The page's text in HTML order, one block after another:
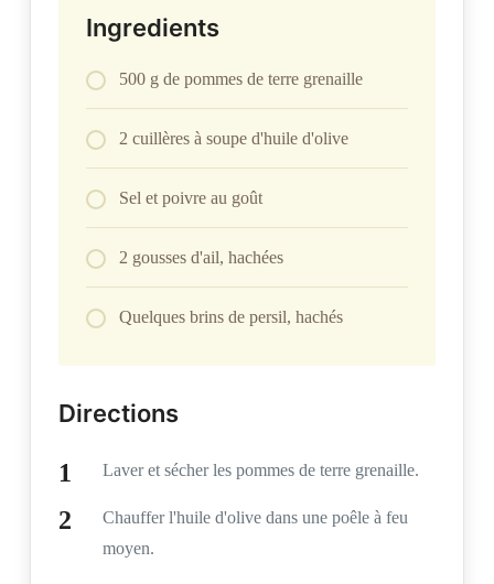
Ingredients
500 g de pommes de terre grenaille
2 cuillères à soupe d'huile d'olive
Sel et poivre au goût
2 gousses d'ail, hachées
Quelques brins de persil, hachés
Directions
Laver et sécher les pommes de terre grenaille.
Chauffer l'huile d'olive dans une poêle à feu
moyen.